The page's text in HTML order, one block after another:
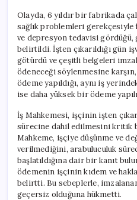
Olayda, 6 yıldır bir fabrikada
sağlık problemleri
ve depresyon tedavisi gördüğü,
belirtildi. İşten çıkarıldığı gün
götürdü ve çeşitli belgeleri
ödeneceği söylenmesine
ödeme yapıldığı, aynı iş
ise daha yüksek bir ödeme
İş Mahkemesi, işçinin işten
sürecine dahil edilmesini kritik
Mahkeme, işçiye düşünme ve
verilmediğini, arabuluculuk
başlatıldığına dair bir kanıt
ödemenin işçinin kıdem ve
belirtti. Bu sebeplerle,
geçersiz olduğuna hükmetti.